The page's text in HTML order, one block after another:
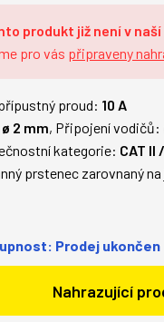
produkt již není v
pro vás připraveny
proud: 10 A
ø 2 mm, Připojení vodičů:
kategorie: CAT II
prstenec zarovnaný
Prodej ukončen
Nahrazující